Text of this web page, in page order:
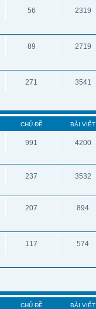
56 2319
89 2719
271 3541
CHỦ ĐỀ BÀI VIẾT
991 4200
237 3532
207 894
117 574
CHỦ ĐỀ BÀI VIẾT